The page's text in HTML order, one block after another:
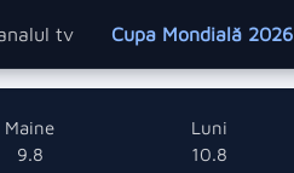
tv Cupa Mondială 2026
Maine
9.8
Luni
10.8